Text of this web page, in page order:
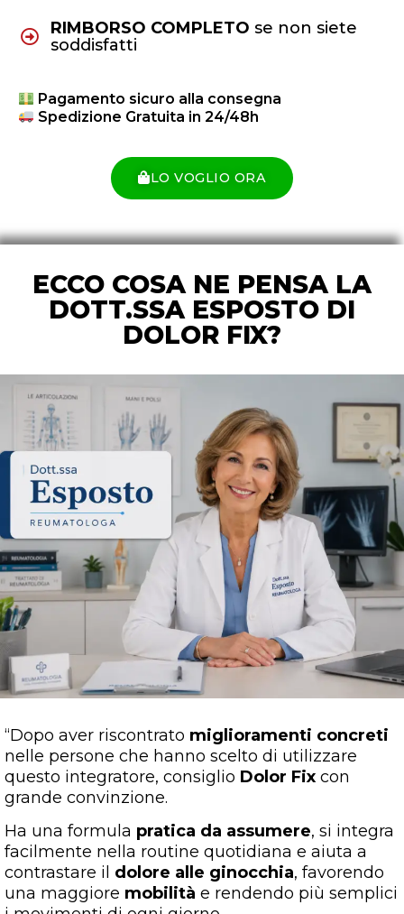
RIMBORSO COMPLETO se non siete
soddisfatti
Pagamento sicuro alla consegna
Spedizione Gratuita in 24/48h
LO VOGLIO ORA
ECCO COSA NE PENSA LA
DOTT.SSA ESPOSTO DI
DOLOR FIX?
“Dopo aver riscontrato miglioramenti concreti
nelle persone che hanno scelto di utilizzare
questo integratore, consiglio Dolor Fix con
grande convinzione.
Ha una formula pratica da assumere, si integra
facilmente nella routine quotidiana e aiuta a
contrastare il dolore alle ginocchia, favorendo
una maggiore mobilità e rendendo più semplici